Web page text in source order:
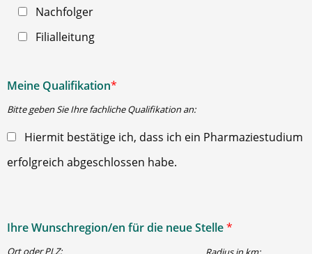
Nachfolger
Filialleitung
Meine Qualifikation*
Bitte geben Sie Ihre fachliche Qualifikation an:
Hiermit bestätige ich, dass ich ein Pharmaziestudium
erfolgreich abgeschlossen habe.
Ihre Wunschregion/en für die neue Stelle*
Ort oder PLZ: